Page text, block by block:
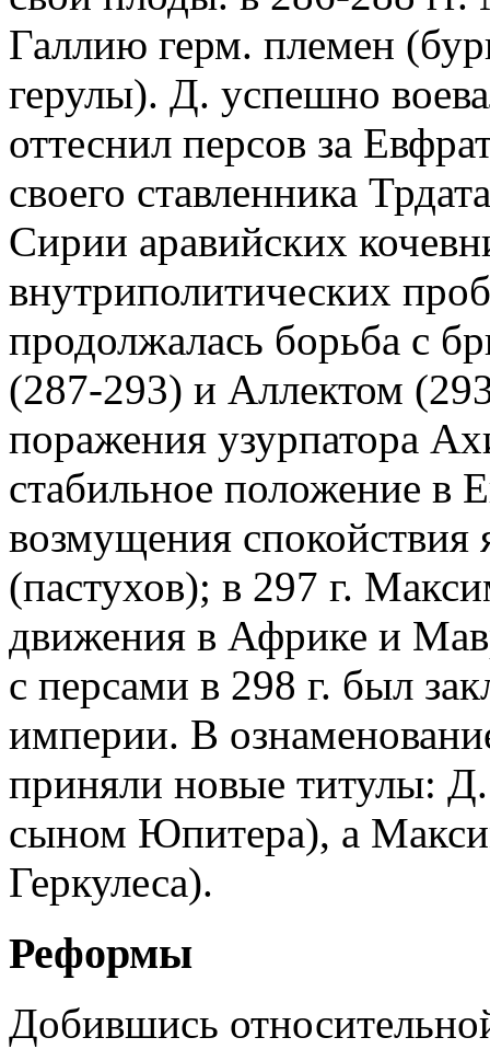
Галлию герм. племен
герулы). Д. успешно
оттеснил персов за
своего ставленника
Сирии аравийских
внутриполитических
продолжалась борьба с
(287-293) и Аллектом
поражения узурпатора
стабильное положение в
возмущения спокойствия
(пастухов); в 297 г.
движения в Африке и
с персами в 298 г. был
империи. В
приняли новые титулы:
сыном Юпитера), а
Геркулеса).
Реформы
Добившись